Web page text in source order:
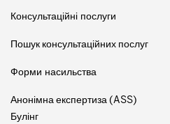
Консультаційні послуги
Пошук консультаційних послуг
Форми насильства
Анонімна експертиза (ASS)
Булінг